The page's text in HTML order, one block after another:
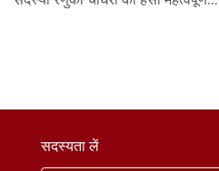
सदस्यता लें